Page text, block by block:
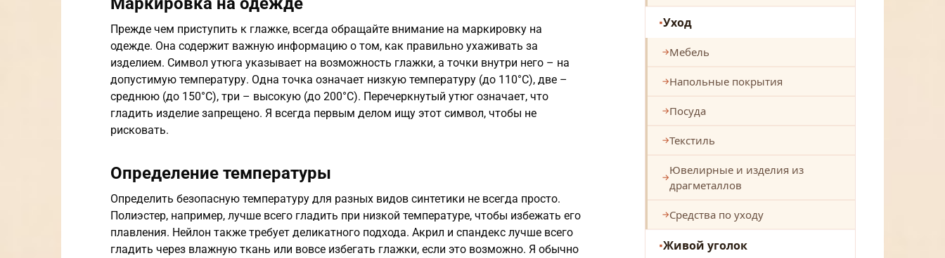
Прежде чем приступить к глажке, всегда обращайте внимание на маркировку на
одежде. Она содержит важную информацию о том, как правильно ухаживать за
изделием. Символ утюга указывает на возможность глажки, а точки внутри него – на
допустимую температуру. Одна точка означает низкую температуру (до 110°C), две –
среднюю (до 150°C), три – высокую (до 200°C). Перечеркнутый утюг означает, что
гладить изделие запрещено. Я всегда первым делом ищу этот символ, чтобы не
рисковать.
Определение температуры
Определить безопасную температуру для разных видов синтетики не всегда просто.
Полиэстер, например, лучше всего гладить при низкой температуре, чтобы избежать его
плавления. Нейлон также требует деликатного подхода. Акрил и спандекс лучше всего
гладить через влажную ткань или вовсе избегать глажки, если это возможно. Я обычно
Уход
Мебель
Напольные покрытия
Посуда
Текстиль
Ювелирные и изделия из
драгметаллов
Средства по уходу
Живой уголок